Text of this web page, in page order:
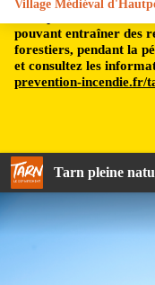
pouvant entraîner des
forestiers, pendant la
et consultez les
prevention-incendie.fr/
Tarn pleine
Village Médiéval